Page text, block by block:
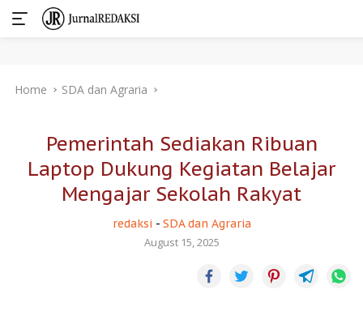
Home SDA dan Agraria
Pemerintah Sediakan Ribuan
Laptop Dukung Kegiatan Belajar
Mengajar Sekolah Rakyat
redaksi - SDA dan Agraria
August 15, 2025